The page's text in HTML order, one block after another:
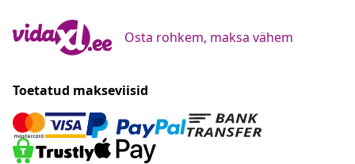
Osta rohkem, maksa vähem
Toetatud makseviisid